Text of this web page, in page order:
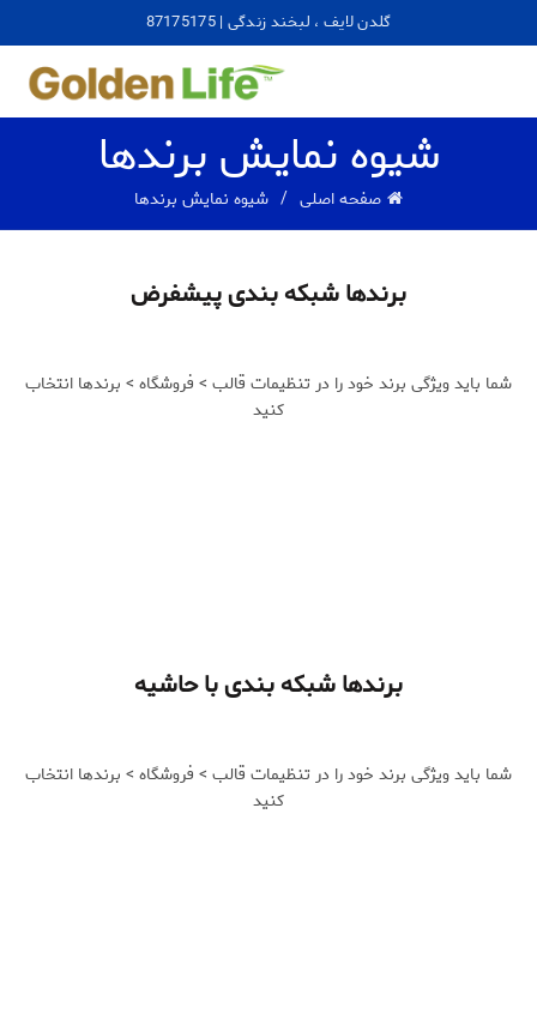
گلدن لایف ، لبخند زندگی | 87175175
شیوه نمایش برندها
صفحه اصلی شیوه نمایش برندها
برندها شبکه بندی پیشفرض
شما باید ویژگی برند خود را در تنظیمات قالب > فروشگاه > برندها انتخاب
کنید
برندها شبکه بندی با حاشیه
شما باید ویژگی برند خود را در تنظیمات قالب > فروشگاه > برندها انتخاب
کنید